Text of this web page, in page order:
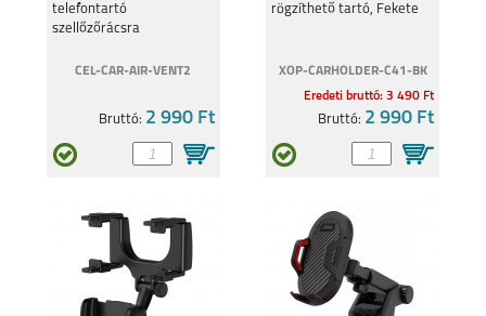
C21Y
telefontartó
szellőzőrácsra
CEL-CAR-AIR-VENT2
Bruttó: 2 990 Ft
rögzíthető tartó, Fekete
XOP-CARHOLDER-C41-BK
Eredeti bruttó: 3 490 Ft
Bruttó: 2 990 Ft